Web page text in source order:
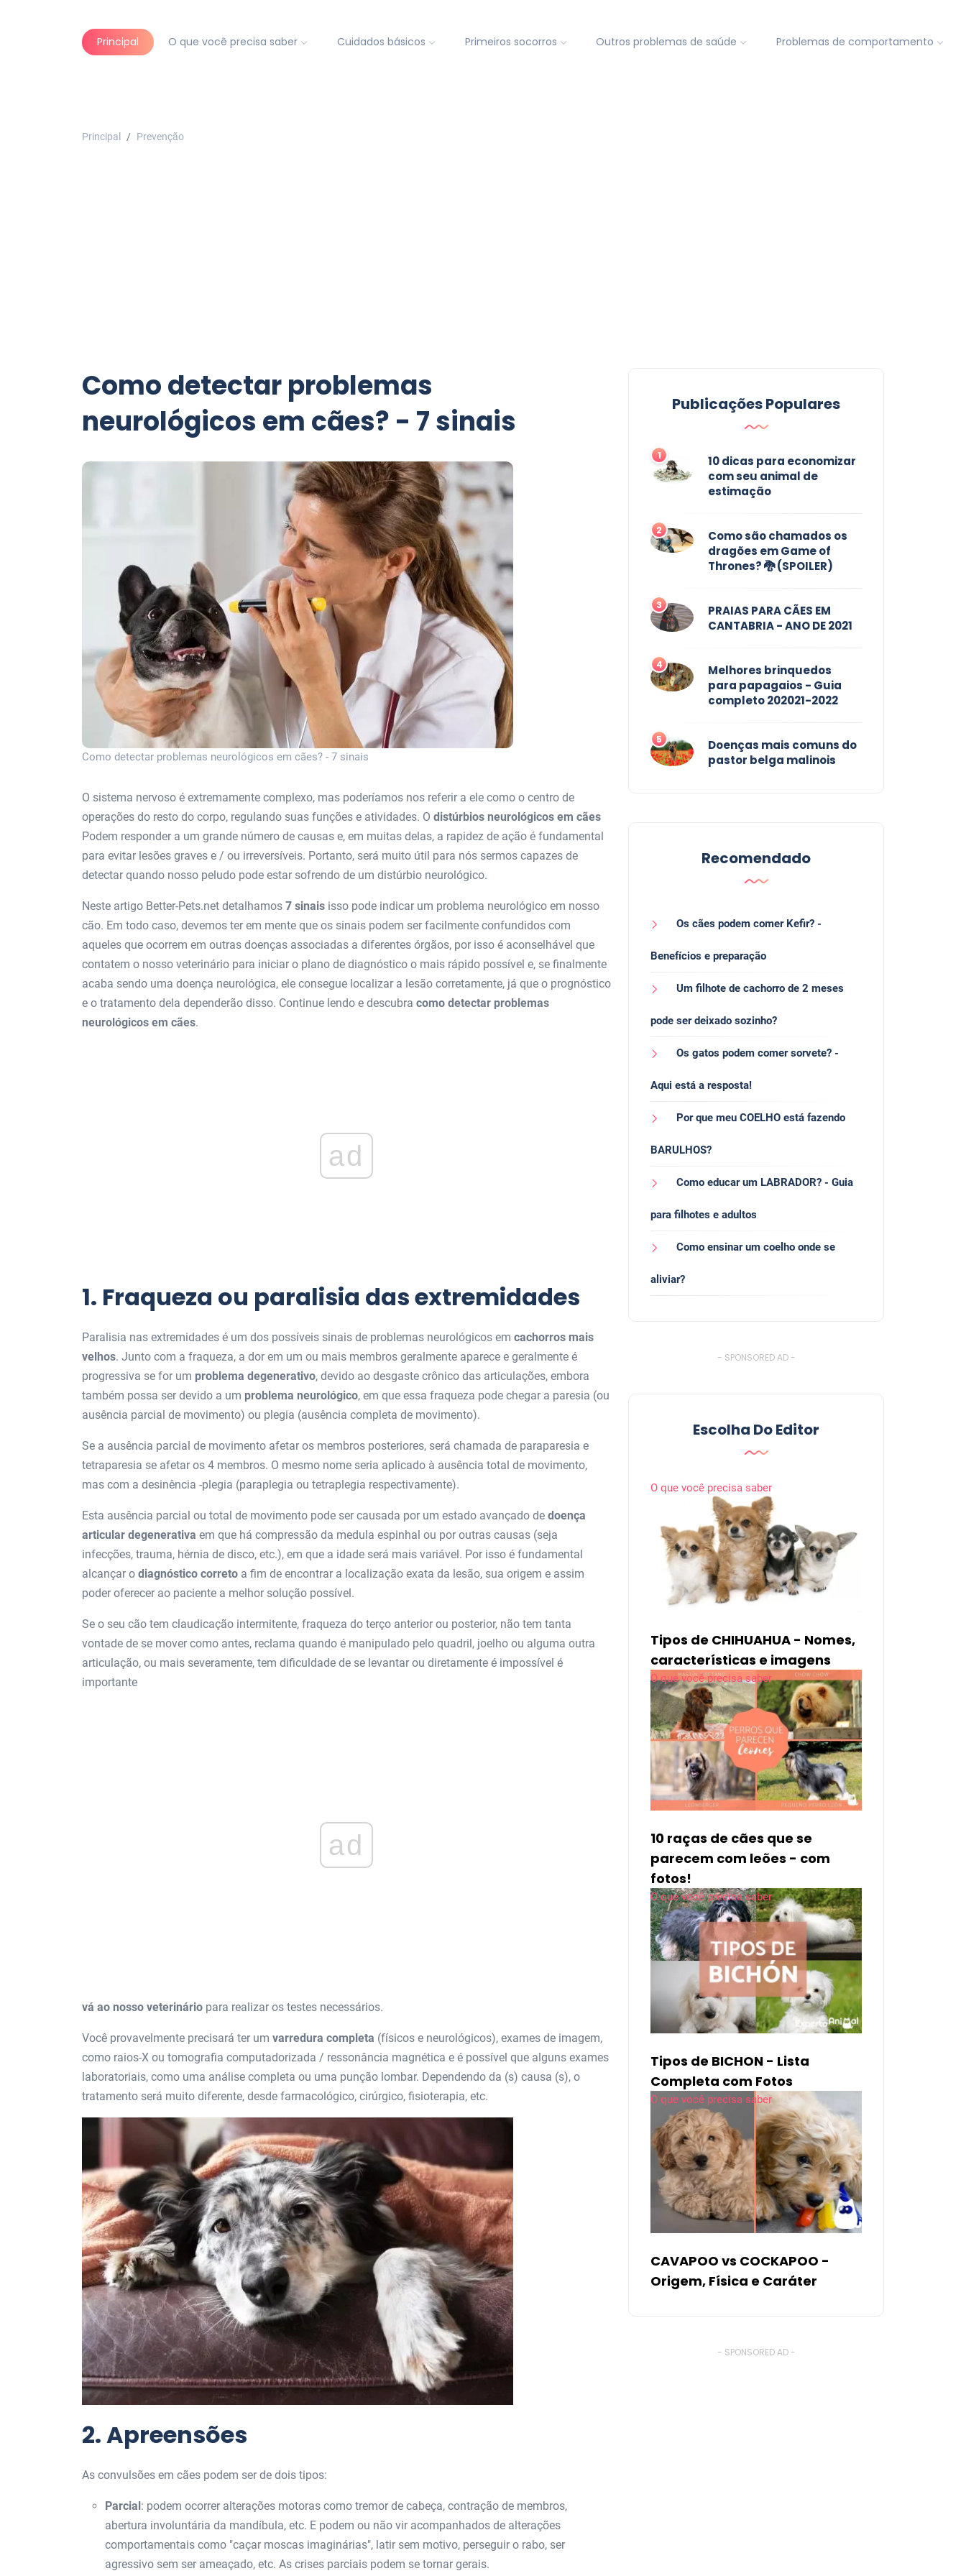
Principal O que você precisa saber Cuidados básicos Primeiros socorros Outros problemas de saúde Problemas de comportamento
Principal Prevenção
Como detectar problemas
neurológicos em cães? - 7 sinais
Como detectar problemas neurológicos em cães? - 7 sinais
O sistema nervoso é extremamente complexo, mas poderíamos nos referir a ele como o centro de
operações do resto do corpo, regulando suas funções e atividades. O distúrbios neurológicos em cães
Podem responder a um grande número de causas e, em muitas delas, a rapidez de ação é fundamental
para evitar lesões graves e / ou irreversíveis. Portanto, será muito útil para nós sermos capazes de
detectar quando nosso peludo pode estar sofrendo de um distúrbio neurológico.
Neste artigo Better-Pets.net detalhamos 7 sinais isso pode indicar um problema neurológico em nosso
cão. Em todo caso, devemos ter em mente que os sinais podem ser facilmente confundidos com
aqueles que ocorrem em outras doenças associadas a diferentes órgãos, por isso é aconselhável que
contatem o nosso veterinário para iniciar o plano de diagnóstico o mais rápido possível e, se finalmente
acaba sendo uma doença neurológica, ele consegue localizar a lesão corretamente, já que o prognóstico
e o tratamento dela dependerão disso. Continue lendo e descubra como detectar problemas
neurológicos em cães.
ad
1. Fraqueza ou paralisia das extremidades
Paralisia nas extremidades é um dos possíveis sinais de problemas neurológicos em cachorros mais
velhos. Junto com a fraqueza, a dor em um ou mais membros geralmente aparece e geralmente é
progressiva se for um problema degenerativo, devido ao desgaste crônico das articulações, embora
também possa ser devido a um problema neurológico, em que essa fraqueza pode chegar a paresia (ou
ausência parcial de movimento) ou plegia (ausência completa de movimento).
Se a ausência parcial de movimento afetar os membros posteriores, será chamada de paraparesia e
tetraparesia se afetar os 4 membros. O mesmo nome seria aplicado à ausência total de movimento,
mas com a desinência -plegia (paraplegia ou tetraplegia respectivamente).
Esta ausência parcial ou total de movimento pode ser causada por um estado avançado de doença
articular degenerativa em que há compressão da medula espinhal ou por outras causas (seja
infecções, trauma, hérnia de disco, etc.), em que a idade será mais variável. Por isso é fundamental
alcançar o diagnóstico correto a fim de encontrar a localização exata da lesão, sua origem e assim
poder oferecer ao paciente a melhor solução possível.
Se o seu cão tem claudicação intermitente, fraqueza do terço anterior ou posterior, não tem tanta
vontade de se mover como antes, reclama quando é manipulado pelo quadril, joelho ou alguma outra
articulação, ou mais severamente, tem dificuldade de se levantar ou diretamente é impossível é
importante
ad
vá ao nosso veterinário para realizar os testes necessários.
Você provavelmente precisará ter um varredura completa (físicos e neurológicos), exames de imagem,
como raios-X ou tomografia computadorizada / ressonância magnética e é possível que alguns exames
laboratoriais, como uma análise completa ou uma punção lombar. Dependendo da (s) causa (s), o
tratamento será muito diferente, desde farmacológico, cirúrgico, fisioterapia, etc.
2. Apreensões
As convulsões em cães podem ser de dois tipos:
Parcial: podem ocorrer alterações motoras como tremor de cabeça, contração de membros,
abertura involuntária da mandíbula, etc. E podem ou não vir acompanhados de alterações
comportamentais como "caçar moscas imaginárias", latir sem motivo, perseguir o rabo, ser
agressivo sem ser ameaçado, etc. As crises parciais podem se tornar gerais.
Publicações Populares
1
10 dicas para economizar
com seu animal de
estimação
2
Como são chamados os
dragões em Game of
Thrones? 🐉 (SPOILER)
3
PRAIAS PARA CÃES EM
CANTABRIA - ANO DE 2021
4
Melhores brinquedos
para papagaios - Guia
completo 202021-2022
5
Doenças mais comuns do
pastor belga malinois
Recomendado
Os cães podem comer Kefir? -
Benefícios e preparação
Um filhote de cachorro de 2 meses
pode ser deixado sozinho?
Os gatos podem comer sorvete? -
Aqui está a resposta!
Por que meu COELHO está fazendo
BARULHOS?
Como educar um LABRADOR? - Guia
para filhotes e adultos
Como ensinar um coelho onde se
aliviar?
- SPONSORED AD -
Escolha Do Editor
O que você precisa saber
Tipos de CHIHUAHUA - Nomes,
características e imagens
O que você precisa saber
10 raças de cães que se
parecem com leões - com
fotos!
O que você precisa saber
Tipos de BICHON - Lista
Completa com Fotos
O que você precisa saber
CAVAPOO vs COCKAPOO -
Origem, Física e Caráter
- SPONSORED AD -